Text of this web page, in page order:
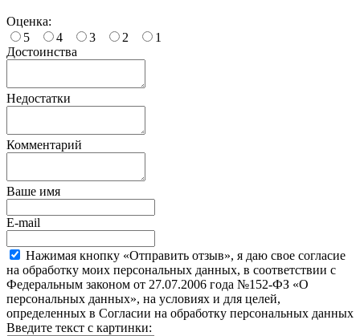
Оценка:
5
4 3 2
1
Достоинства
Недостатки
Комментарий
Ваше имя
E-mail
Нажимая кнопку «Отправить отзыв», я даю свое согласие
на обработку моих персональных данных, в соответствии с
Федеральным законом от 27.07.2006 года №152-ФЗ «О
персональных данных», на условиях и для целей,
определенных в Согласии на обработку персональных данных
Введите текст с картинки: